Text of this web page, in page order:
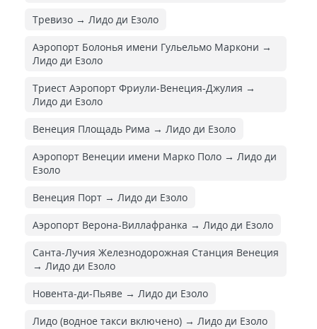
Тревизо → Лидо ди Езоло
Аэропорт Болонья имени Гульельмо Маркони →
Лидо ди Езоло
Триест Аэропорт Фриули-Венеция-Джулия →
Лидо ди Езоло
Венеция Площадь Рима → Лидо ди Езоло
Аэропорт Венеции имени Марко Поло → Лидо ди
Езоло
Венеция Порт → Лидо ди Езоло
Аэропорт Верона-Виллафранка → Лидо ди Езоло
Санта-Лучия Железнодорожная Cтанция Венеция
→ Лидо ди Езоло
Новента-ди-Пьяве → Лидо ди Езоло
Лидо (водное такси включено) → Лидо ди Езоло